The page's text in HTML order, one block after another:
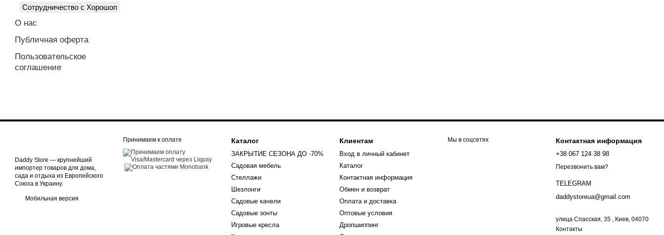
Сотрудничество с Хорошоп
О нас
Публичная оферта
Пользовательское
соглашение
Daddy Store — крупнейший
импортер товаров для дома,
сада и отдыха из Европейского
Союза в Украину.
Мобильная версия
Принимаем к оплате Каталог
ЗАКРЫТИЕ СЕЗОНА ДО -70%
Садовая мебель
Стеллажи
Шезлонги
Садовые качели
Садовые зонты
Игровые кресла
Клиентам
Вход в личный кабинет
Каталог
Контактная информация
Обмен и возврат
Оплата и доставка
Оптовые условия
Дропшиппинг
Мы в соцсетях Контактная информация
+38 067 124 38 98
Перезвонить вам?
TELEGRAM
daddystoreua@gmail.com
улица Спасская, 35 , Киев, 04070
Контакты